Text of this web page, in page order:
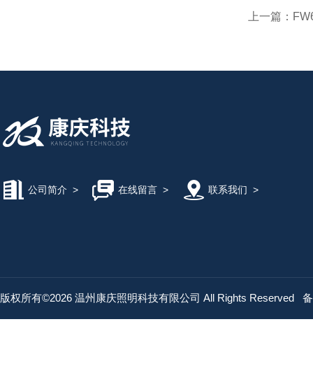
上一篇：
公司简介 > 在线留言> 联系我们 >
版权所有©2026 温州康庆照明科技有限公司 All Rights Reserved